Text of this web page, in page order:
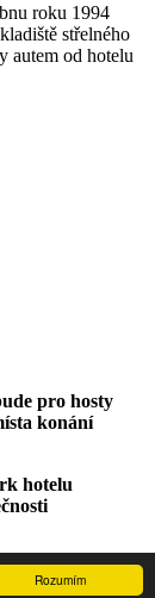
Rozumím
roku 1994
střelného
autem od hotelu
pro hosty
konání
hotelu